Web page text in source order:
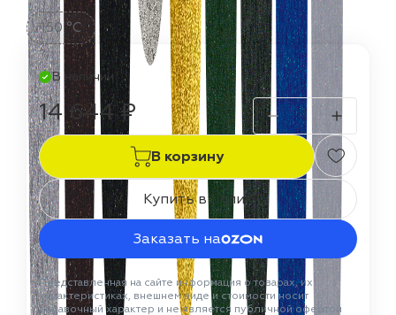
150 °C
В наличии
14 644 ₽
В корзину
Купить в 1 клик
Заказать на
Представленная на сайте информация о товарах, их
характеристиках, внешнем виде и стоимости носит
справочный характер и не является публичной офертой